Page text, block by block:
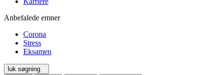
Anbefalede emner
Corona
Stress
Eksamen
luk søgning